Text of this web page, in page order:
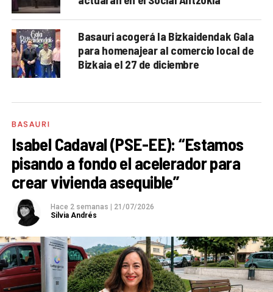
Basauri acogerá la Bizkaidendak Gala
para homenajear al comercio local de
Bizkaia el 27 de diciembre
BASAURI
Isabel Cadaval (PSE-EE): “Estamos
pisando a fondo el acelerador para
crear vivienda asequible”
Hace 2 semanas
21/07/2026
Silvia Andrés